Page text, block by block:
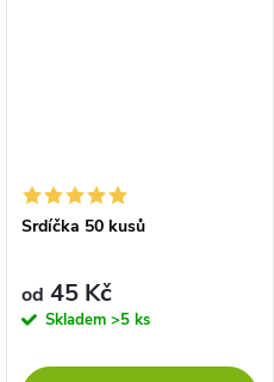
Srdíčka 50 kusů
od 45 Kč
Skladem >5 ks